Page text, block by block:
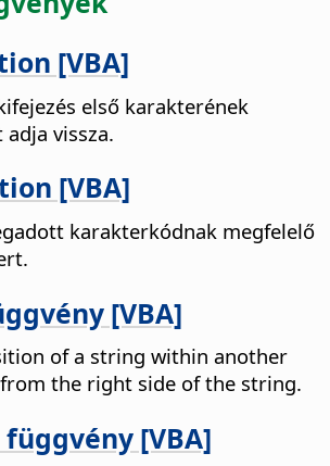
[VBA]
első karakterének
vissza.
[VBA]
karakterkódnak megfelelő
[VBA]
of a string within another
the right side of the string.
[VBA]